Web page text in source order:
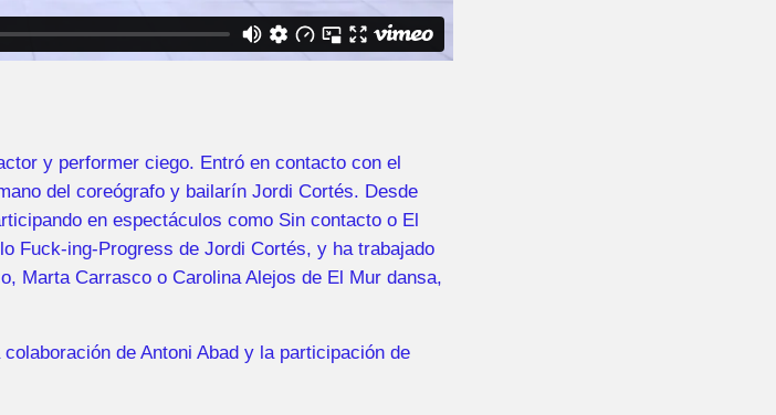
y performer ciego. Entró en contacto con el
del coreógrafo y bailarín Jordi Cortés. Desde
en espectáculos como Sin contacto o El
Fuck-ing-Progress de Jordi Cortés, y ha trabajado
Marta Carrasco o Carolina Alejos de El Mur dansa,
de Antoni Abad y la participación de